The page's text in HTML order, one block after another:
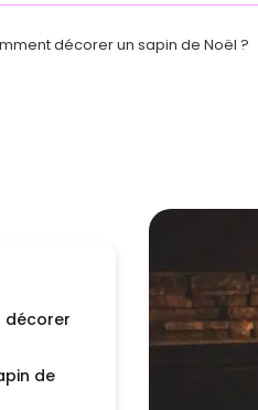
décorer un sapin de Noël ?
décorer
de